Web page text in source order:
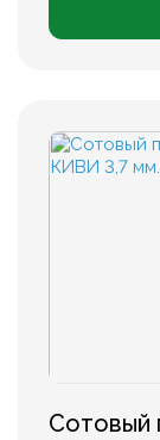
Сотовый